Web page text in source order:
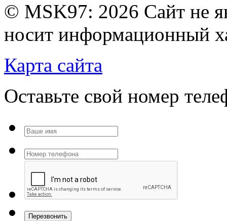
© MSK97: 2026 Сайт не
носит информационный
Карта сайта
Оставьте свой номер
Перезвонить